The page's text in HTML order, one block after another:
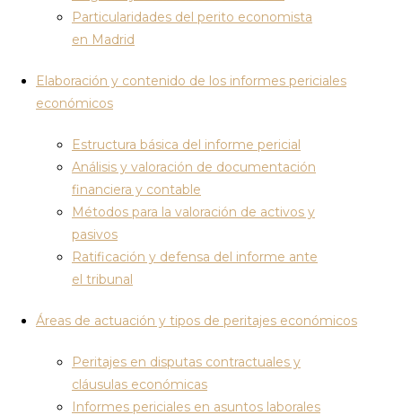
Particularidades del perito economista
en Madrid
Elaboración y contenido de los informes periciales
económicos
Estructura básica del informe pericial
Análisis y valoración de documentación
financiera y contable
Métodos para la valoración de activos y
pasivos
Ratificación y defensa del informe ante
el tribunal
Áreas de actuación y tipos de peritajes económicos
Peritajes en disputas contractuales y
cláusulas económicas
Informes periciales en asuntos laborales